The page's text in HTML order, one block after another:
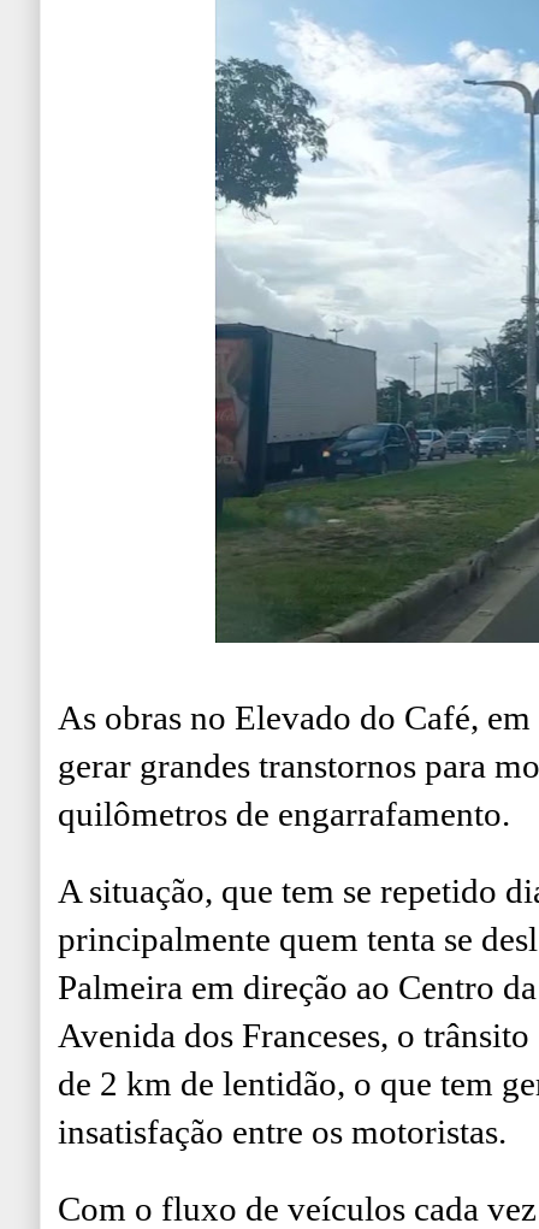
As obras no Elevado do Café,
gerar grandes transtornos para
quilômetros de engarrafamento.
A situação, que tem se repetido
principalmente quem tenta se
Palmeira em direção ao Centro
Avenida dos Franceses, o
de 2 km de lentidão, o que tem
insatisfação entre os motoristas.
Com o fluxo de veículos cada